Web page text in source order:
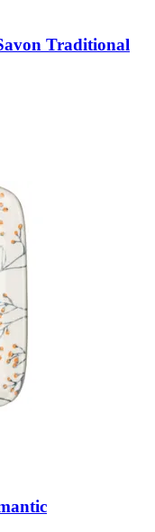
Traditional